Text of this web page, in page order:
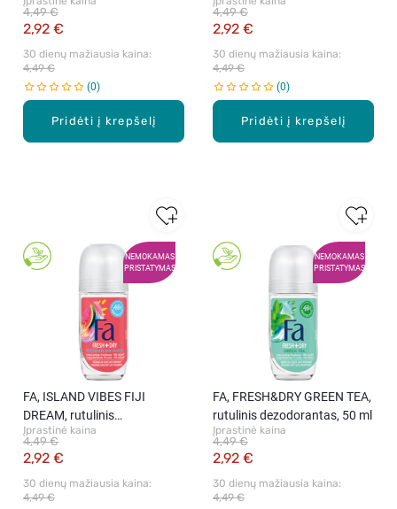
Pridėti į krepšelį
2,92 €
4,49 €
30 dienų mažiausia kaina:
4,49 €
0
Pridėti į krepšelį
2,92 €
4,49 €
30 dienų mažiausia kaina:
4,49 €
0
NEMOKAMAS
PRISTATYMAS
FA, ISLAND VIBES FIJI
DREAM, rutulinis
dezodorantas
antiperspirantas, 50 ml
Įprastinė kaina
2,92 €
4,49 €
30 dienų mažiausia kaina:
4,49 €
NEMOKAMAS
PRISTATYMAS
FA, FRESH&DRY GREEN TEA,
rutulinis dezodorantas, 50 ml
Įprastinė kaina
2,92 €
4,49 €
30 dienų mažiausia kaina:
4,49 €